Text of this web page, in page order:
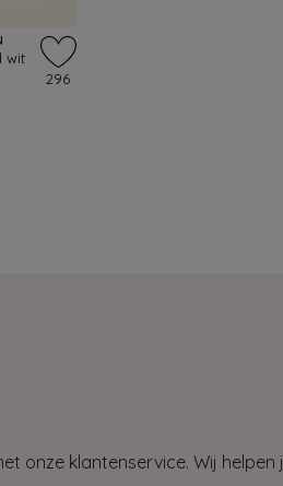
wit
296
onze klantenservice. Wij helpen